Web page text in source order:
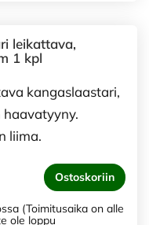
leikattava,
1 kpl
kangaslaastari,
liima.
Ostoskoriin
(Toimitusaika on alle
ole loppu